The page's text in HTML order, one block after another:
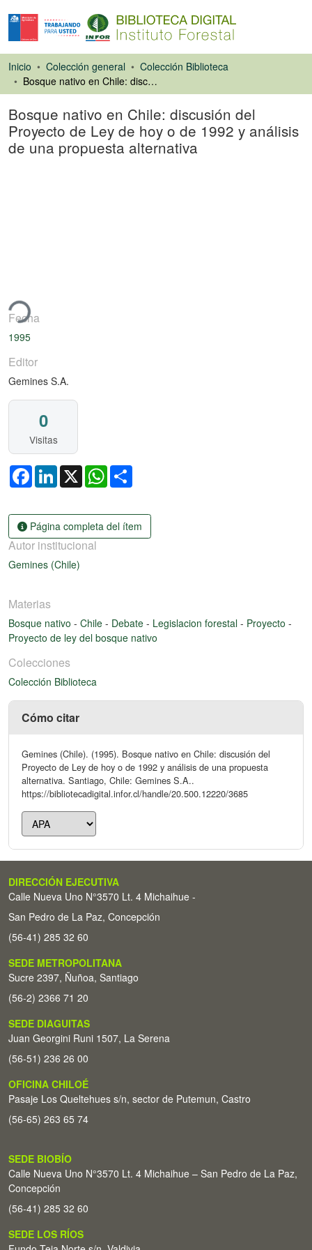
Inicio Colección general
Colección Biblioteca
Bosque nativo en Chile: discusión del Proyecto de Ley de hoy o de 1992 y análisis de una propuesta alternativa
Bosque nativo en Chile: discusión del
Proyecto de Ley de hoy o de 1992 y análisis
de una propuesta alternativa
Fecha
1995
Editor
Gemines S.A.
0
Visitas
FacebookLinkedIn
X WhatsApp
Página completa del ítem
Autor institucional
Gemines (Chile)
Materias
Bosque nativo - Chile - Debate - Legislacion forestal - Proyecto -
Proyecto de ley del bosque nativo
Colecciones
Colección Biblioteca
Cómo citar
Gemines (Chile). (1995). Bosque nativo en Chile: discusión del
Proyecto de Ley de hoy o de 1992 y análisis de una propuesta
alternativa. Santiago, Chile: Gemines S.A..
https://bibliotecadigital.infor.cl/handle/20.500.12220/3685
DIRECCIÓN EJECUTIVA
Calle Nueva Uno N°3570 Lt. 4 Michaihue -
San Pedro de La Paz, Concepción
(56-41) 285 32 60
SEDE METROPOLITANA
Sucre 2397, Ñuñoa, Santiago
(56-2) 2366 71 20
SEDE DIAGUITAS
Juan Georgini Runi 1507, La Serena
(56-51) 236 26 00
OFICINA CHILOÉ
Pasaje Los Queltehues s/n, sector de Putemun, Castro
(56-65) 263 65 74
SEDE BIOBÍO
Calle Nueva Uno N°3570 Lt. 4 Michaihue – San Pedro de La Paz,
Concepción
(56-41) 285 32 60
SEDE LOS RÍOS